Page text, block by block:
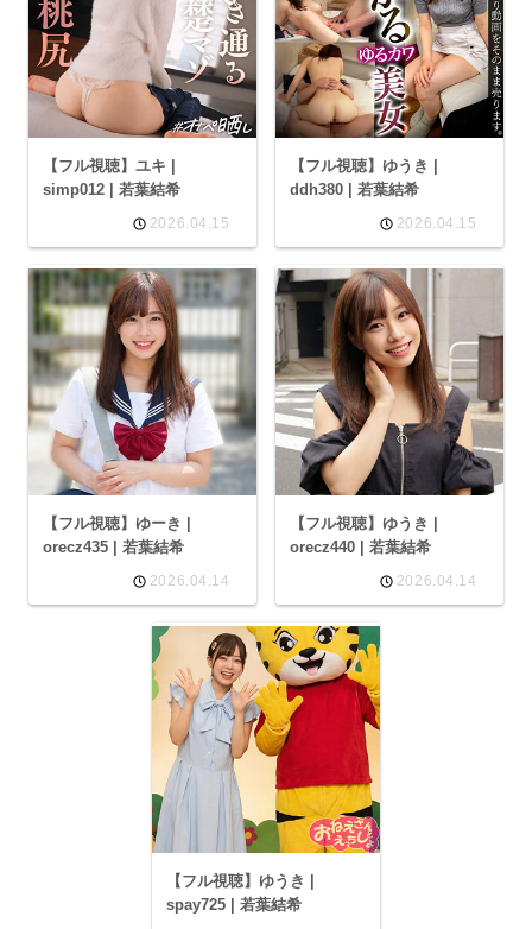
【フル視聴】ユキ |
simp012 | 若葉結希
2026.04.15
【フル視聴】ゆうき |
ddh380 | 若葉結希
2026.04.15
【フル視聴】ゆーき |
orecz435 | 若葉結希
2026.04.14
【フル視聴】ゆうき |
orecz440 | 若葉結希
2026.04.14
【フル視聴】ゆうき |
spay725 | 若葉結希